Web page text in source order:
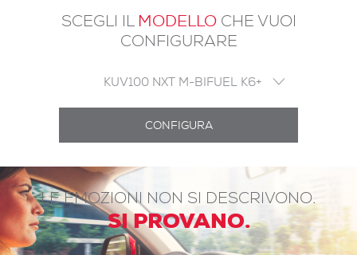
SCEGLI IL MODELLOCHE VUOI
CONFIGURARE
KUV100 NXT M-BIFUEL K6+
LE EMOZIONI NON SI DESCRIVONO.
SI PROVANO.